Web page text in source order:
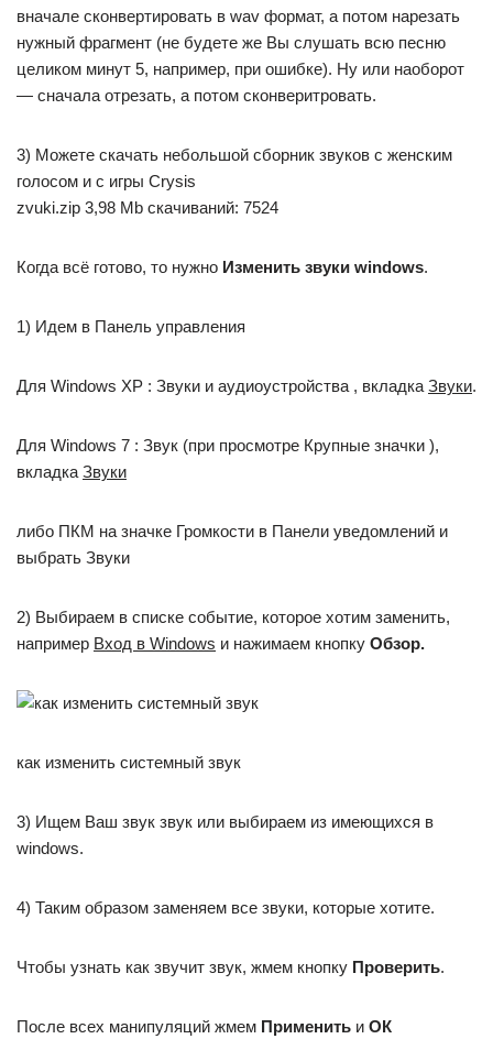
вначале сконвертировать в wav формат, а потом нарезать
нужный фрагмент (не будете же Вы слушать всю песню
целиком минут 5, например, при ошибке). Ну или наоборот
— сначала отрезать, а потом сконверитровать.
3) Можете скачать небольшой сборник звуков с женским
голосом и с игры Crysis
zvuki.zip 3,98 Mb cкачиваний: 7524
Когда всё готово, то нужно Изменить звуки windows.
1) Идем в Панель управления
Для Windows XP : Звуки и аудиоустройства , вкладка Звуки.
Для Windows 7 : Звук (при просмотре Крупные значки ),
вкладка Звуки
либо ПКМ на значке Громкости в Панели уведомлений и
выбрать Звуки
2) Выбираем в списке событие, которое хотим заменить,
например Вход в Windows и нажимаем кнопку Обзор.
как изменить системный звук
3) Ищем Ваш звук звук или выбираем из имеющихся в
windows.
4) Таким образом заменяем все звуки, которые хотите.
Чтобы узнать как звучит звук, жмем кнопку Проверить.
После всех манипуляций жмем Применить и ОК